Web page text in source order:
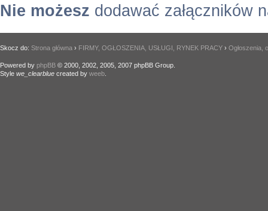
Nie możesz dodawać załączników
Skocz do: Strona główna › FIRMY, OGŁOSZENIA, USŁUGI, RYNEK PRACY › Ogłoszenia,
Powered by phpBB © 2000, 2002, 2005, 2007 phpBB Group.
Style we_clearblue created by weeb